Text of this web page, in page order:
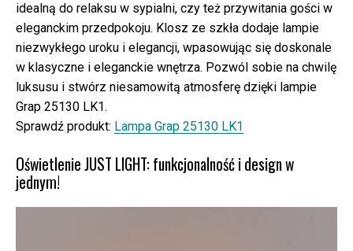
idealną do relaksu w sypialni, czy też przywitania gości w
eleganckim przedpokoju. Klosz ze szkła dodaje lampie
niezwykłego uroku i elegancji, wpasowując się doskonale
w klasyczne i eleganckie wnętrza. Pozwól sobie na chwilę
luksusu i stwórz niesamowitą atmosferę dzięki lampie
Grap 25130 LK1.
Sprawdź produkt: Lampa Grap 25130 LK1
Oświetlenie JUST LIGHT: funkcjonalność i design w
jednym!